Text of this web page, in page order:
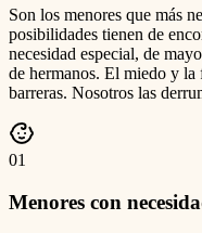
Son los menores que más
posibilidades tienen de
necesidad especial, de
de hermanos. El miedo y
barreras. Nosotros las
01
Menores con